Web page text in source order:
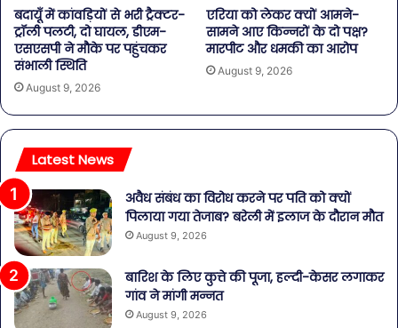
बदायूँ में कांवड़ियों से भरी ट्रैक्टर-
ट्रॉली पलटी, दो घायल, डीएम-
एसएसपी ने मौके पर पहुंचकर
संभाली स्थिति
August 9, 2026
एरिया को लेकर क्यों आमने-
सामने आए किन्नरों के दो पक्ष?
मारपीट और धमकी का आरोप
August 9, 2026
Latest News
अवैध संबंध का विरोध करने पर पति को क्यों
पिलाया गया तेजाब? बरेली में इलाज के दौरान मौत
August 9, 2026
बारिश के लिए कुत्ते की पूजा, हल्दी-केसर लगाकर
गांव ने मांगी मन्नत
August 9, 2026